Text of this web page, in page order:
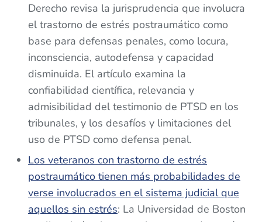
Derecho revisa la jurisprudencia que involucra
el trastorno de estrés postraumático como
base para defensas penales, como locura,
inconsciencia, autodefensa y capacidad
disminuida. El artículo examina la
confiabilidad científica, relevancia y
admisibilidad del testimonio de PTSD en los
tribunales, y los desafíos y limitaciones del
uso de PTSD como defensa penal.
Los veteranos con trastorno de estrés
postraumático tienen más probabilidades de
verse involucrados en el sistema judicial que
aquellos sin estrés: La Universidad de Boston